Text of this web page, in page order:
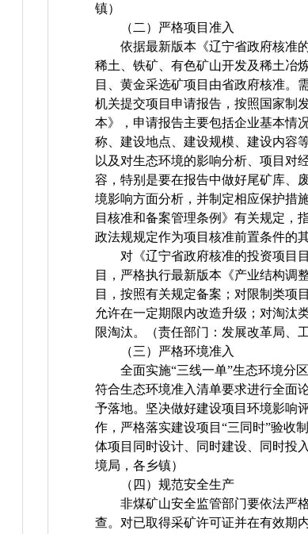
镇）
（二）严格项目准入
依据最新版本《辽宁省政府核准
稀土、铁矿、有色矿山开发及稀土冶
目、黄金采选矿项目由省政府核准。
机关提交项目申请报告，按照国家制
本》，申请报告主要包括企业基本情
称、建设地点、建设规模、建设内容
以及对生态环境的影响分析、项目对
容，特别是要在报告中做好尾矿库、
境影响方面分析，并制定相应保护措
目核准和备案管理条例》有关规定，
政法规规定作为项目核准前置条件的
对《辽宁省政府核准的投资项目
目，严格执行最新版本《产业结构调
目，按照有关规定备案；对限制类项
允许在一定期限内改造升级；对淘汰
限淘汰。（责任部门：发展改革局、
（三）严格环境准入
全面实施“三线一单”生态环境分
符合生态环境准入清单要求进行全面
予落地。坚决做好建设项目环境影响
作，严格落实建设项目“三同时”验收
体项目同时设计、同时建设、同时投
境局，各乡镇）
（四）规范安全生产
非煤矿山安全监管部门要依法严
查。对已取得采矿许可证并在有效期